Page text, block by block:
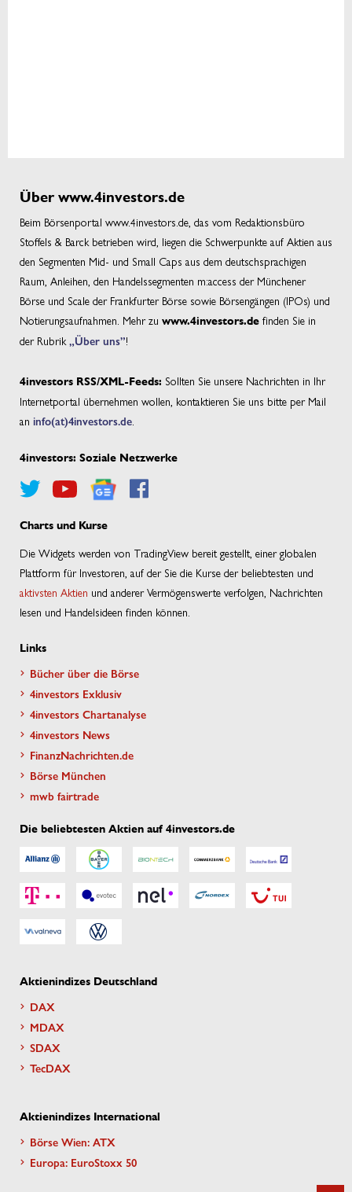
Über www.4investors.de
Beim Börsenportal www.4investors.de, das vom Redaktionsbüro
Stoffels & Barck betrieben wird, liegen die Schwerpunkte auf Aktien aus
den Segmenten Mid- und Small Caps aus dem deutschsprachigen
Raum, Anleihen, den Handelssegmenten m:access der Münchener
Börse und Scale der Frankfurter Börse sowie Börsengängen (IPOs) und
Notierungsaufnahmen. Mehr zu www.4investors.de finden Sie in
der Rubrik „Über uns”!
4investors RSS/XML-Feeds: Sollten Sie unsere Nachrichten in Ihr
Internetportal übernehmen wollen, kontaktieren Sie uns bitte per Mail
an info(at)4investors.de
4investors: Soziale Netzwerke
Charts und Kurse
Die Widgets werden von TradingView bereit gestellt, einer globalen
Plattform für Investoren, auf der Sie die Kurse der beliebtesten und
aktivsten Aktien und anderer Vermögenswerte verfolgen, Nachrichten
lesen und Handelsideen finden können.
Links
Bücher über die Börse
4investors Exklusiv
4investors Chartanalyse
4investors News
FinanzNachrichten.de
Börse München
mwb fairtrade
Die beliebtesten Aktien auf 4investors.de
Aktienindizes Deutschland
DAX
MDAX
SDAX
TecDAX
Aktienindizes International
Börse Wien: ATX
Europa: EuroStoxx 50